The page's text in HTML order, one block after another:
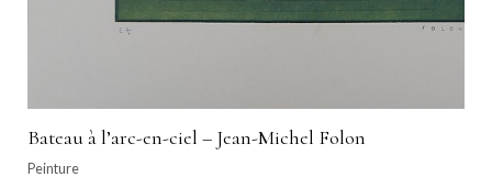
Bateau à l’arc-en-ciel – Jean-Michel Folon
Peinture